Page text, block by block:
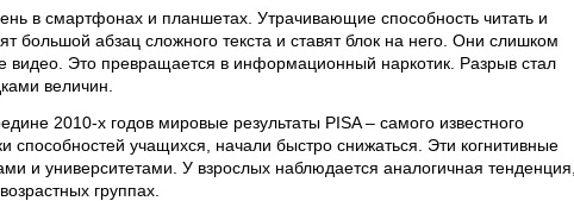
в смартфонах и планшетах. Утрачивающие способность читать и
большой абзац сложного текста и ставят блок на него. Они слишком
видео. Это превращается в информационный наркотик. Разрыв стал
величин.
2010-х годов мировые результаты PISA – самого известного
способностей учащихся, начали быстро снижаться. Эти когнитивные
и университетами. У взрослых наблюдается аналогичная
группах.